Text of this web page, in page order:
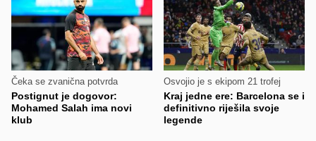
Čeka se zvanična potvrda
Postignut je dogovor:
Mohamed Salah ima novi
klub
Osvojio je s ekipom 21 trofej
Kraj jedne ere: Barcelona se i
definitivno riješila svoje
legende